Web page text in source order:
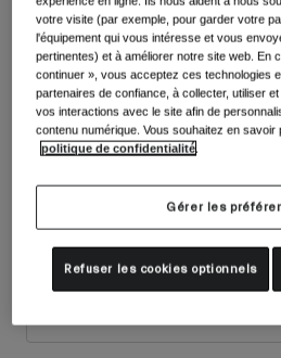
Accessoires
Masques
Gants
Pièces détachées
Voir tout
Voir tout
Utilisation
All Mountain
Backcountry
Freestyle
Ski Race
Voir tout
Couleur -Stone Pearl
S M
votre visite (par exemple, pour garder votre
l'équipement qui vous intéresse et vous
pertinentes) et à améliorer notre site web. En
continuer », vous acceptez ces technologies
partenaires de confiance, à collecter, utiliser
vos interactions avec le site afin de
contenu numérique. Vous souhaitez en savoir
politique de confidentialité.
Gérer les
Refuser les cookies optionnels